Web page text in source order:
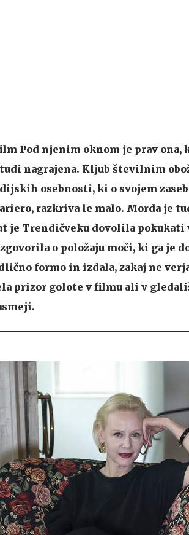
Pod njenim oknom je prav ona,
nagrajena. Kljub številnim
osebnosti, ki o svojem
razkriva le malo. Morda je
je Trendičveku dovolila pokukati
o položaju moči, ki ga je
formo in izdala, zakaj ne
prizor golote v filmu ali v